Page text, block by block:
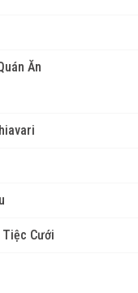
Ăn
Tiệc Cưới